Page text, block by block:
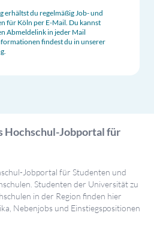
erhältst du regelmäßig Job- und
für Köln per E-Mail. Du kannst
Abmeldelink in jeder Mail
findest du in unserer
.
Hochschul-Jobportal für
Jobportal für Studenten und
Studenten der Universität zu
in der Region finden hier
Nebenjobs und Einstiegspositionen